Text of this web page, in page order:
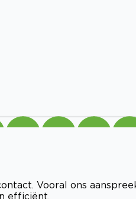
Vooral ons
efficiënt.